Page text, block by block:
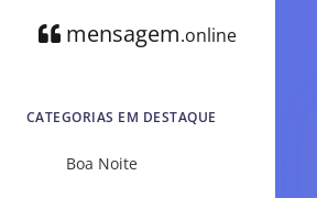
mensagem.online
CATEGORIAS EM DESTAQUE
Boa Noite